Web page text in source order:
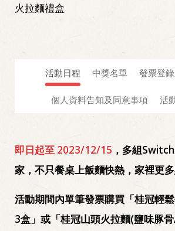
火拉麵禮盒
活動日程 中獎名單 發票登
個人資料告知及同意事項 活
即日起至 2023/12/15 ，多組
家，不只餐桌上飯麵快熱，家裡更多
活動期間內單筆發票購買「桂冠輕
3盒」或「桂冠山頭火拉麵(鹽味豚